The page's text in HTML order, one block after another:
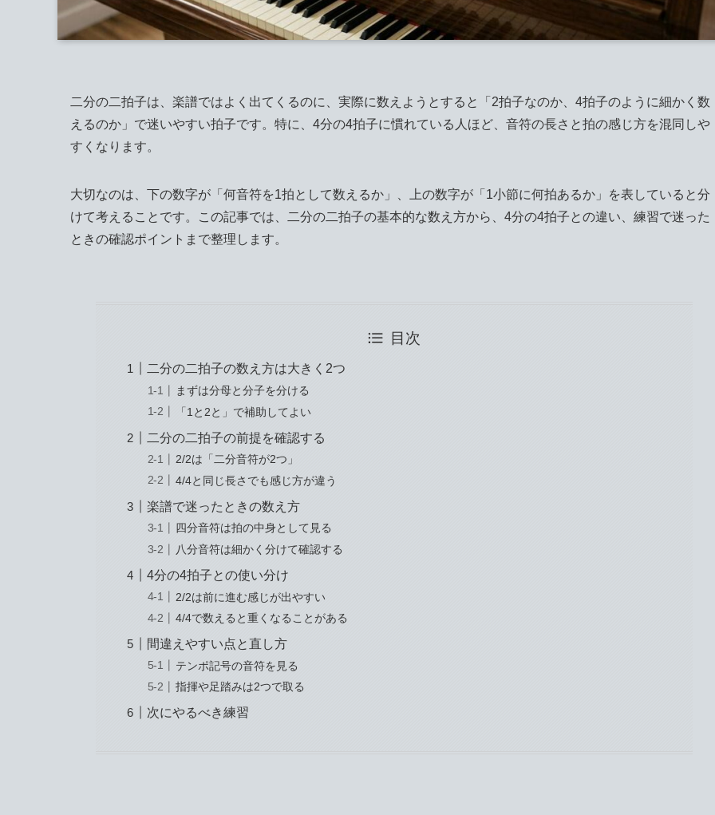
二分の二拍子は、楽譜ではよく出てくるのに、実際に数えようとすると「2拍子なのか、4拍子のように細かく数
えるのか」で迷いやすい拍子です。特に、4分の4拍子に慣れている人ほど、音符の長さと拍の感じ方を混同しや
すくなります。
大切なのは、下の数字が「何音符を1拍として数えるか」、上の数字が「1小節に何拍あるか」を表していると分
けて考えることです。この記事では、二分の二拍子の基本的な数え方から、4分の4拍子との違い、練習で迷った
ときの確認ポイントまで整理します。
目次
二分の二拍子の数え方は大きく2つ
まずは分母と分子を分ける
「1と2と」で補助してよい
二分の二拍子の前提を確認する
2/2は「二分音符が2つ」
4/4と同じ長さでも感じ方が違う
楽譜で迷ったときの数え方
四分音符は拍の中身として見る
八分音符は細かく分けて確認する
4分の4拍子との使い分け
2/2は前に進む感じが出やすい
4/4で数えると重くなることがある
間違えやすい点と直し方
テンポ記号の音符を見る
指揮や足踏みは2つで取る
次にやるべき練習